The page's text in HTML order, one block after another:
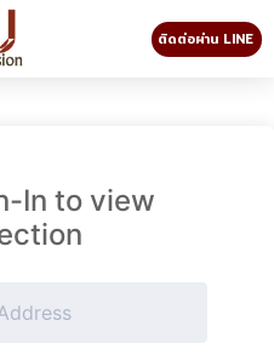
ติดต่อผ่าน LINE
In to view